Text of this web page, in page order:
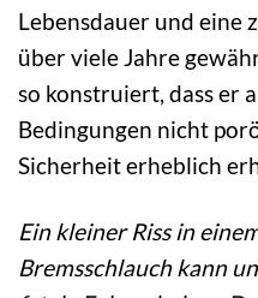
Lebensdauer und eine
über viele Jahre
so konstruiert, dass er
Bedingungen nicht
Sicherheit erheblich
Ein kleiner Riss in
Bremsschlauch kann